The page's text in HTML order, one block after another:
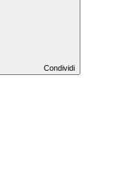
Condividi